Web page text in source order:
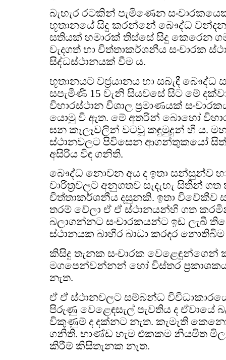
බැහැර රටකින් පැමිණෙන
භූතානයේ සිදු කරන්නේ බෞද්ධ
සතියක් හමාරක් තිස්සේ සිදු කෙරෙන
වැදගත් හා චිත්තාකර්ශනීය සංචාරක
සිද්ධස්ථානයක් වීම ය.
භූතානයට වජ්‍රයානය හා සබැඳී බෞද්ධ
සපැමිණි 15 වැනි සියවසේ සිට මේ
විහාරස්ථාන විශාල ප්‍රමාණයක්
යොමු වී ඇත. මේ අතරින් බොහෝ
ඝන කැලෑවලින් වටවූ කඳුමුදුන් හි ය.
ස්ථානවලට පිවිසෙන ආගන්තුකයෝ සිත්
අසිරිය විඳ ගනිති.
බෞද්ධ නොවන අය ද ඉතා සන්සුන්ව හා
චාරිත්‍රවලට අනුගතව සැදැහැ සිතින්
චිත්තාකර්ශනීය දසුනකි. ඉතා විවේකීව
තරම් වේලා ඒ ඒ ස්ථානයන්හි ගත
බලාගන්නට සංචාරකයන්ට ඉඩ ලැබී
ස්ථානයක බාහිර බාධා කරදර
කිසිදු තැනක සංචාරක වෙළෙඳුන්ගෙන්
මගපෙන්වන්නන් හෝ විස්තර
නැත.
ඒ ඒ ස්ථානවලට සම්බන්ධ
පිරුණු වෙළෙඳසැල් පැවතිය ද ඒවායේ
විකුණුම් ද දක්නට නැත. කැමැති
ගනිති. භාණ්ඩ හැම එකකම නියමිත
කිරීම් කිසිතැනක නැත.